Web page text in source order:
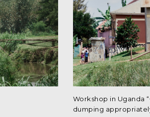
Workshop in Uganda
dumping